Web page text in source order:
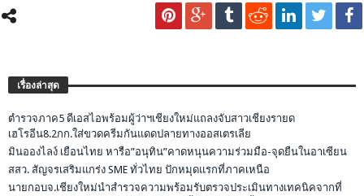
เรื่องล่าสุด
ตำรวจภาค5 ดีเอสไอพร้อมผู้ว่าฯเชียงใหม่แถลงจับสาวเชียงรายด
เฮโรอีน8.2กก.ใส่ขวดครีมกันแดดปลายทางออสเตรเลีย
มินอองไลง์ เยือนไทย หารือ”อนุทิน”คาดหนุนความร่วมมือ-จุดยืนในอาเซียน
สสว. สัญจรเสริมแกร่ง SME ทั่วไทย ปักหมุดแรกที่ภาคเหนือ
นายกอบจ.เชียงใหม่นำสำรวจความพร้อมรับตรวจประเมินทางเทคนิคจากที่